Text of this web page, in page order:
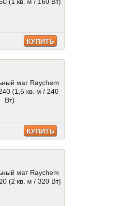
КУПИТЬ
мат Raychem
(1,5 кв. м / 240
Вт)
КУПИТЬ
мат Raychem
(2 кв. м / 320 Вт)